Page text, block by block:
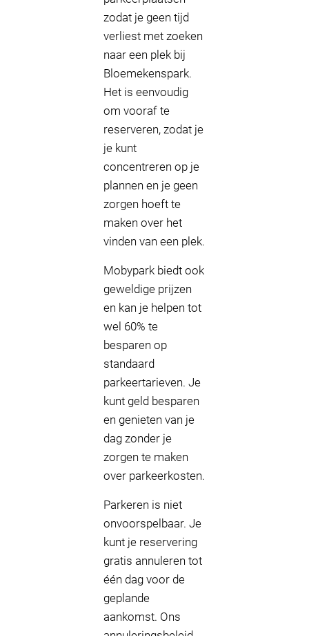
zodat je geen tijd
verliest met zoeken
naar een plek bij
Bloemekenspark.
Het is eenvoudig
om vooraf te
reserveren, zodat je
je kunt
concentreren op je
plannen en je geen
zorgen hoeft te
maken over het
vinden van een plek.
Mobypark biedt ook
geweldige prijzen
en kan je helpen tot
wel 60% te
besparen op
standaard
parkeertarieven. Je
kunt geld besparen
en genieten van je
dag zonder je
zorgen te maken
over parkeerkosten.
Parkeren is niet
onvoorspelbaar. Je
kunt je reservering
gratis annuleren tot
één dag voor de
geplande
aankomst. Ons